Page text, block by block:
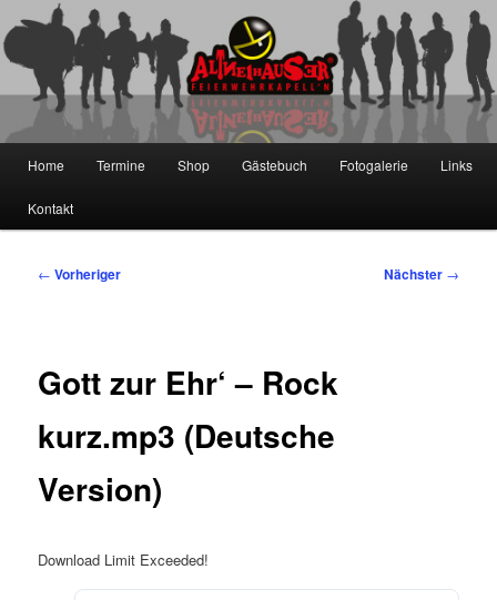
primären
Inhalt
springenDie Altneihauser Feierwehrkapell'n
Home Termine Shop Gästebuch Fotogalerie Links
Kontakt
Beitragsnavigation
← Vorheriger Nächster →
Gott zur Ehr‘ – Rock
kurz.mp3 (Deutsche
Version)
Download Limit Exceeded!